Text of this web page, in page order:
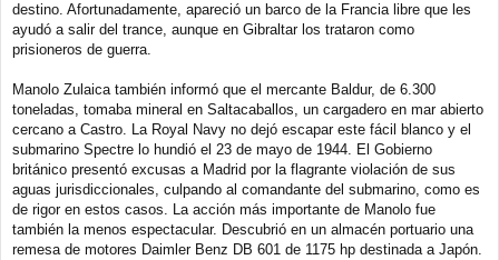
destino. Afortunadamente, apareció un barco de la Francia libre que les
ayudó a salir del trance, aunque en Gibraltar los trataron como
prisioneros de guerra.
Manolo Zulaica también informó que el mercante Baldur, de 6.300
toneladas, tomaba mineral en Saltacaballos, un cargadero en mar abierto
cercano a Castro. La Royal Navy no dejó escapar este fácil blanco y el
submarino Spectre lo hundió el 23 de mayo de 1944. El Gobierno
británico presentó excusas a Madrid por la flagrante violación de sus
aguas jurisdiccionales, culpando al comandante del submarino, como es
de rigor en estos casos. La acción más importante de Manolo fue
también la menos espectacular. Descubrió en un almacén portuario una
remesa de motores Daimler Benz DB 601 de 1175 hp destinada a Japón.